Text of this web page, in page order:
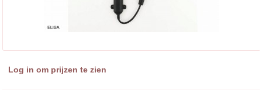
Log in om prijzen te zien